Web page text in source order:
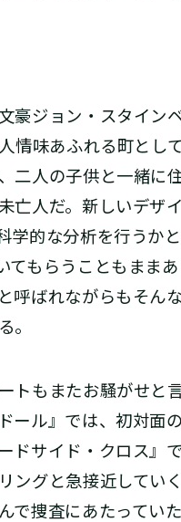
豪ジョン・スタイン
情味あふれる町とし
二人の子供と一緒
亡人だ。新しいデザ
学的な分析を行う
てもらうこともまま
呼ばれながらもそん
。
トもまたお騒がせと
ール』では、初対
ドサイド・クロス』
ングと急接近してい
で捜査にあたってい